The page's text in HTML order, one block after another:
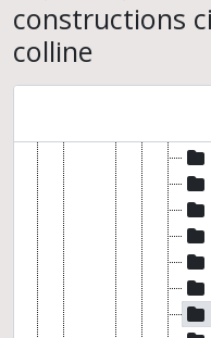
constructions
colline